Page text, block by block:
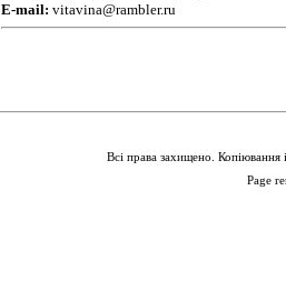
E-mail: vitavina@rambler.ru
Всі права захищено. Копіювання
Page